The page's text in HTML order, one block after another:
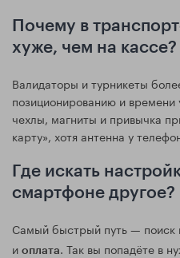
Почему в
хуже, чем на кассе?
Валидаторы и турникеты
позиционированию и
чехлы, магниты и привычка
карту», хотя антенна у
Где искать
смартфоне другое?
Самый быстрый путь — поиск
и оплата. Так вы попадёте в